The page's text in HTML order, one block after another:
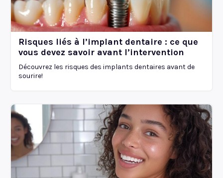
Risques liés à l’implant dentaire : ce que
vous devez savoir avant l’intervention
Découvrez les risques des implants dentaires avant de
sourire!